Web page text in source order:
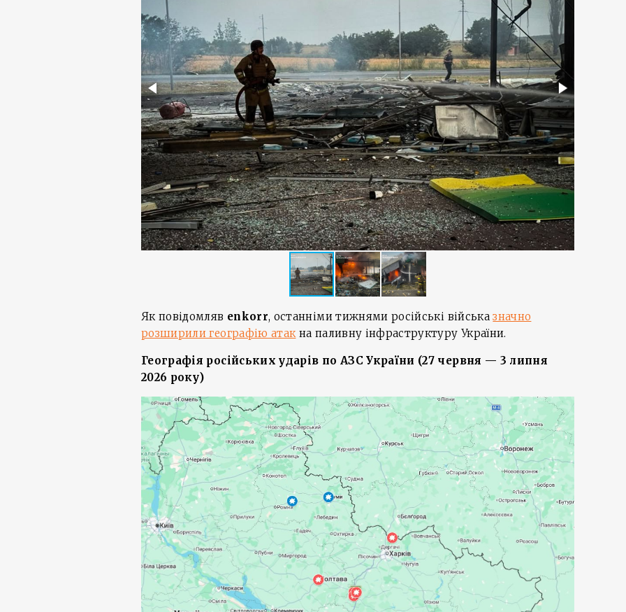
Як повідомляв enkorr, останніми тижнями російські військазначно
розширили географію атак на паливну інфраструктуру України.
Географія російських ударів по АЗС України (27 червня — 3 липня
2026 року)